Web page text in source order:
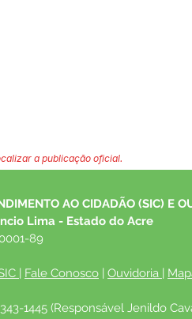
a publicação oficial.
AO CIDADÃO (SIC) E
Lima - Estado do Acre
89
| Fale Conosco | Ouvidoria |
1445 (Responsável Jenildo